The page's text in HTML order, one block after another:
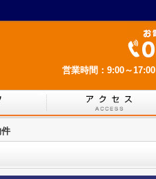
営業時間：9:00～17:00